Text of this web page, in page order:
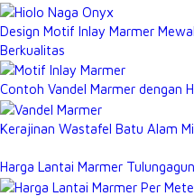
Design Motif Inlay Marmer
Berkualitas
Contoh Vandel Marmer dengan
Kerajinan Wastafel Batu Alam
Harga Lantai Marmer